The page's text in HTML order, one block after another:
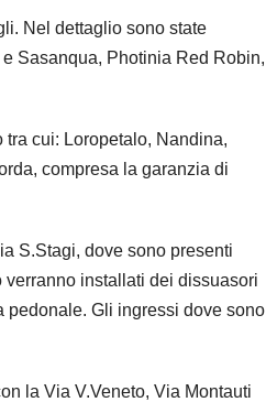
Nel dettaglio sono state
Sasanqua, Photinia Red Robin,
cui: Loropetalo, Nandina,
compresa la garanzia di
S.Stagi, dove sono presenti
installati dei dissuasori
pedonale. Gli ingressi dove sono
la Via V.Veneto, Via Montauti